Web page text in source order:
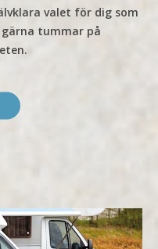
valet för dig som
tummar på